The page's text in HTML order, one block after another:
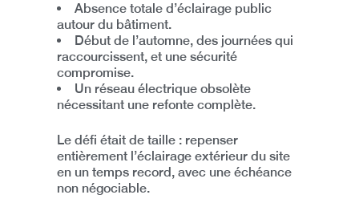
Absence totale d’éclairage public
autour du bâtiment.
Début de l’automne, des journées qui
raccourcissent, et une sécurité
compromise.
Un réseau électrique obsolète
nécessitant une refonte complète.
Le défi était de taille : repenser
entièrement l’éclairage extérieur du site
en un temps record , avec une échéance
non négociable.